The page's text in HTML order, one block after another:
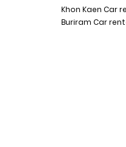
Khon Kaen Car
Buriram Car